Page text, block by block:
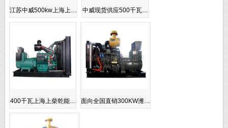
江苏中威500kw上海上… 中威现货供应500千瓦…
400千瓦上海上柴乾能… 面向全国直销300KW潍…